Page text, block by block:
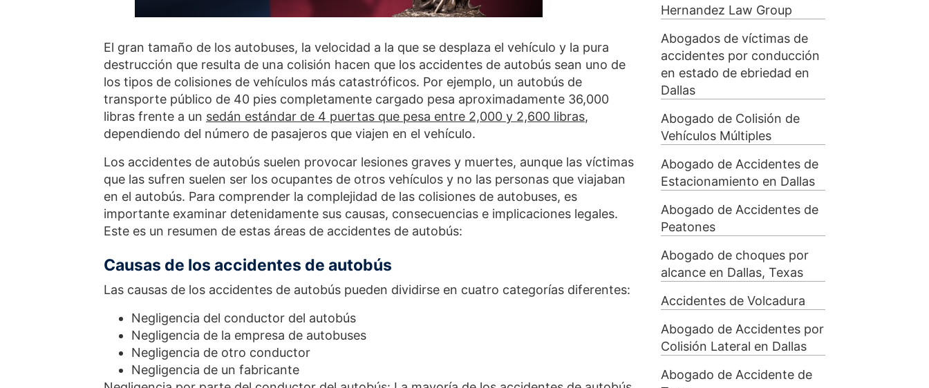
El gran tamaño de los autobuses, la velocidad a la que se desplaza el vehículo y la pura
destrucción que resulta de una colisión hacen que los accidentes de autobús sean uno de
los tipos de colisiones de vehículos más catastróficos. Por ejemplo, un autobús de
transporte público de 40 pies completamente cargado pesa aproximadamente 36,000
libras frente a un sedán estándar de 4 puertas que pesa entre 2,000 y 2,600 libras,
dependiendo del número de pasajeros que viajen en el vehículo.
Los accidentes de autobús suelen provocar lesiones graves y muertes, aunque las víctimas
que las sufren suelen ser los ocupantes de otros vehículos y no las personas que viajaban
en el autobús. Para comprender la complejidad de las colisiones de autobuses, es
importante examinar detenidamente sus causas, consecuencias e implicaciones legales.
Este es un resumen de estas áreas de accidentes de autobús:
Causas de los accidentes de autobús
Las causas de los accidentes de autobús pueden dividirse en cuatro categorías diferentes:
Negligencia del conductor del autobús
Negligencia de la empresa de autobuses
Negligencia de otro conductor
Negligencia de un fabricante
Hernandez Law Group
Abogados de víctimas de
accidentes por conducción
en estado de ebriedad en
Dallas
Abogado de Colisión de
Vehículos Múltiples
Abogado de Accidentes de
Estacionamiento en Dallas
Abogado de Accidentes de
Peatones
Abogado de choques por
alcance en Dallas, Texas
Accidentes de Volcadura
Abogado de Accidentes por
Colisión Lateral en Dallas
Abogado de Accidente de